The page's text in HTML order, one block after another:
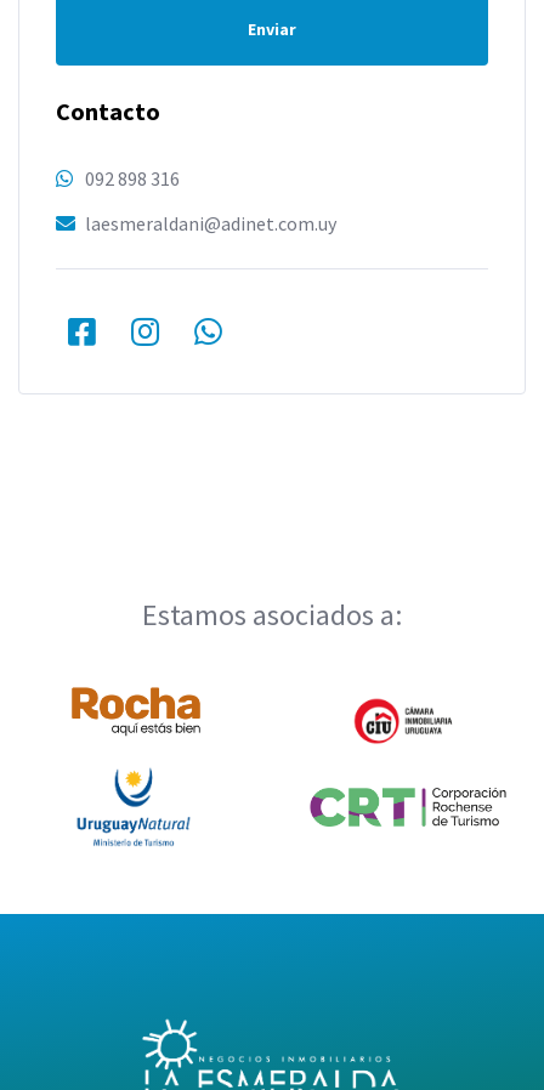
Enviar
Contacto
092 898 316
laesmeraldani@adinet.com.uy
Estamos asociados a: